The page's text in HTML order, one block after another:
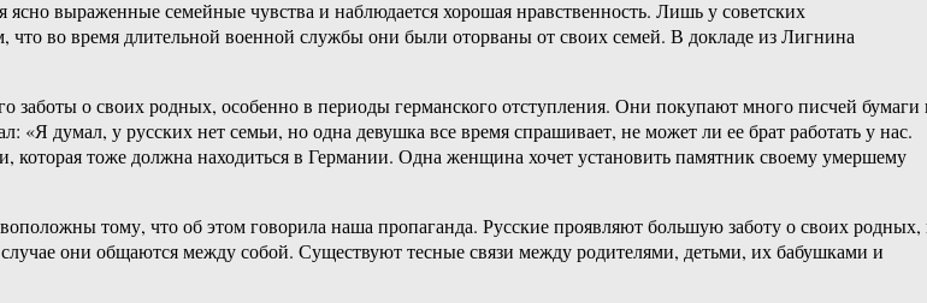
выраженные семейные чувства и наблюдается хорошая нравственность. Лишь у советских
во время длительной военной службы они были оторваны от своих семей. В докладе из Лигнина
о своих родных, особенно в периоды германского отступления. Они покупают много писчей бумаги
«Я думал, у русских нет семьи, но одна девушка все время спрашивает, не может ли ее брат работать у нас.
которая тоже должна находиться в Германии. Одна женщина хочет установить памятник своему умершему
тому, что об этом говорила наша пропаганда. Русские проявляют большую заботу о своих родных,
они общаются между собой. Существуют тесные связи между родителями, детьми, их бабушками и